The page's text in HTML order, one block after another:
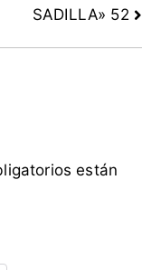
SADILLA» 52
están